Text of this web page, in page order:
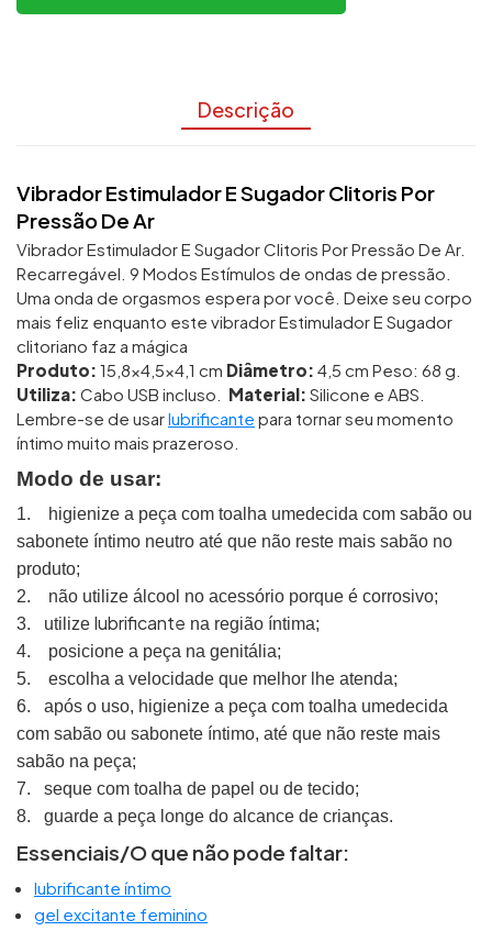
Descrição
Vibrador Estimulador E Sugador Clitoris Por
Pressão De Ar
Vibrador Estimulador E Sugador Clitoris Por Pressão De Ar.
Recarregável. 9 Modos Estímulos de ondas de pressão.
Uma onda de orgasmos espera por você. Deixe seu corpo
mais feliz enquanto este vibrador Estimulador E Sugador
clitoriano faz a mágica
Produto: 15,8×4,5×4,1 cm Diâmetro: 4,5 cm Peso: 68 g.
Utiliza: Cabo USB incluso. Material: Silicone e ABS.
Lembre-se de usarlubrificante para tornar seu momento
íntimo muito mais prazeroso.
Modo de usar:
1.
higienize a peça com toalha umedecida com sabão ou
sabonete íntimo neutro até que não reste mais sabão no
produto;
2.
não utilize álcool no acessório porque é corrosivo;
3.
utilize lubrificante na região íntima;
4.
posicione a peça na genitália;
5.
escolha a velocidade que melhor lhe atenda;
6.
após o uso, higienize a peça com toalha umedecida
com sabão ou sabonete íntimo, até que não reste mais
sabão na peça;
7.
seque com toalha de papel ou de tecido;
8.
guarde a peça longe do alcance de crianças.
Essenciais/O que não pode faltar:
lubrificante íntimo
gel excitante feminino